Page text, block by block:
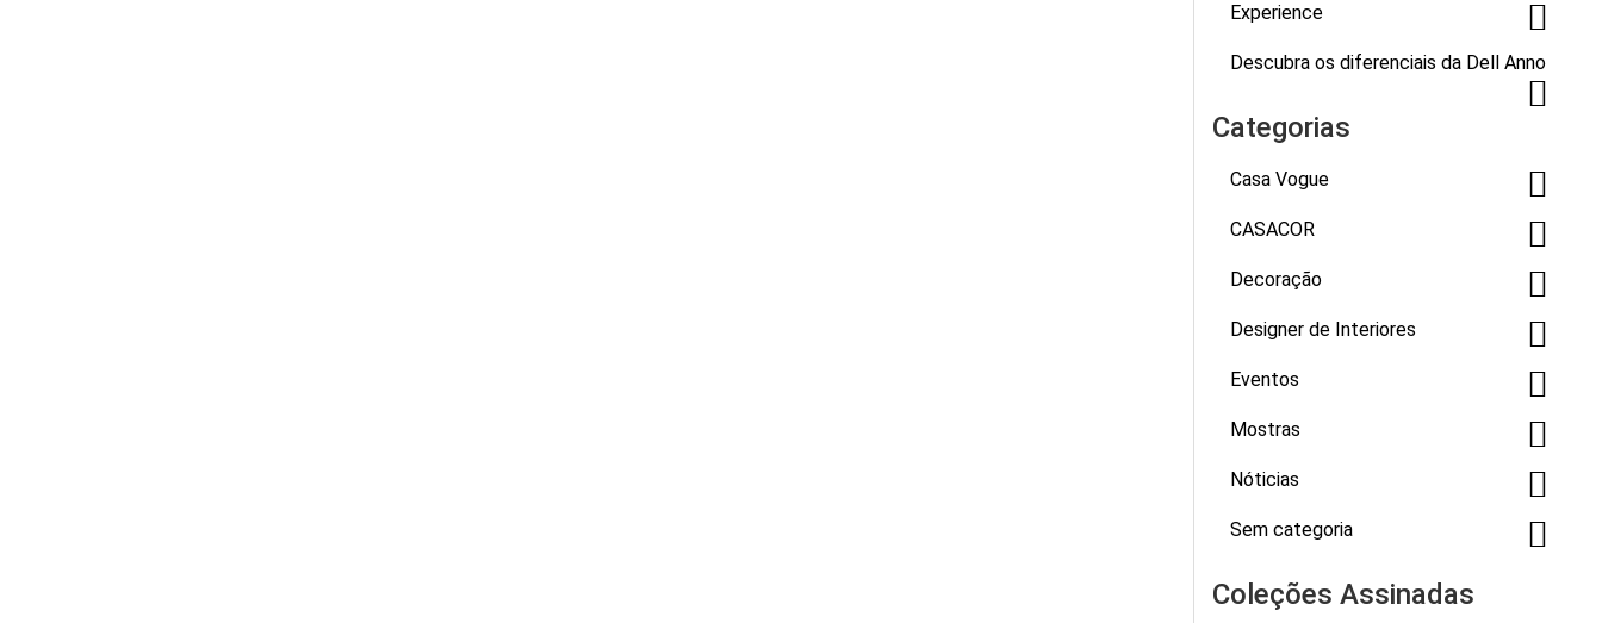
Experience
Descubra os diferenciais da Dell Anno
Categorias
Casa Vogue
CASACOR
Decoração
Designer de Interiores
Eventos
Mostras
Nóticias
Sem categoria
Coleções Assinadas